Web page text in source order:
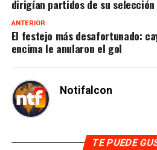
dirigían partidos de su selección
ANTERIOR
El festejo más desafortunado:
encima le anularon el gol
Notifalcon
TE PUEDE